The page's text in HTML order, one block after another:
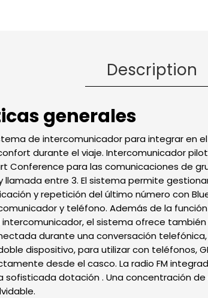
Description
generales
de intercomunicador para integrar en
durante el viaje. Intercomunicador
Conference para las comunicaciones de
llamada entre 3. El sistema permite
y repetición del último número con
y teléfono. Además de la
el sistema ofrece
durante una conversación
dispositivo, para utilizar con teléfonos,
desde el casco. La radio FM
sofisticada dotación . Una concentración